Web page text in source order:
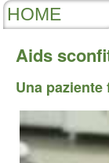
Aids
Una